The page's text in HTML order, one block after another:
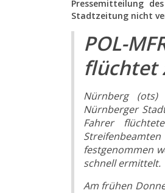
Pressemitteilung
Stadtzeitung nicht
POL-
flüchtet
Nürnberg (ots)
Nürnberger
Fahrer
festgenommen
schnell ermittelt.
Am frühen